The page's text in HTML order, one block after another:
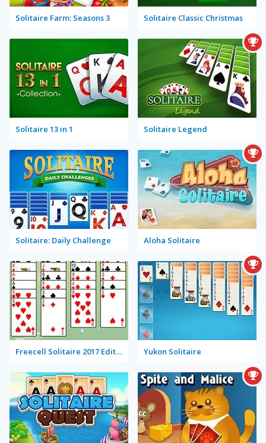
Solitaire Farm: Seasons 3 Solitaire Classic Christmas
Solitaire 13 in 1 Solitaire Legend
Solitaire: Daily Challenge Aloha Solitaire
Freecell Solitaire 2017 Edition Yukon Solitaire